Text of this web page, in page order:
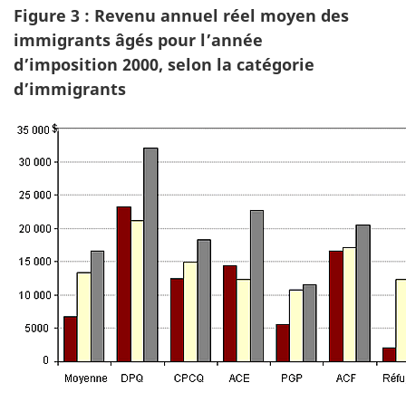
Figure 3 : Revenu annuel réel moyen des
immigrants âgés pour l’année
d’imposition 2000, selon la catégorie
d’immigrants